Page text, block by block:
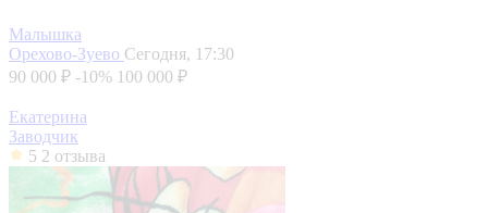
Малышка
Орехово-Зуево Сегодня, 17:30
90 000 ₽ -10% 100 000 ₽
Екатерина
Заводчик
5 2 отзыва